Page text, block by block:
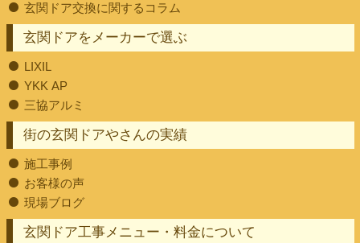
街の玄関ドアやさんの実績
施工事例
お客様の声
現場ブログ
玄関ドア交換に関するコラム
玄関ドア工事メニュー・料金について
玄関ドアをメーカーで選ぶ
LIXIL
YKK AP
三協アルミ